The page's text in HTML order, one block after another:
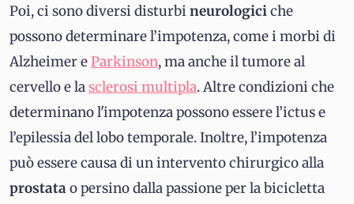
Poi, ci sono diversi disturbi neurologiciche
possono determinare l’impotenza, come i morbi di
Alzheimer eParkinson, ma anche il tumore al
cervello e lasclerosi multipla. Altre condizioni che
determinano l'impotenza possono essere l’ictus e
l’epilessia del lobo temporale. Inoltre, l’impotenza
può essere causa di un intervento chirurgico alla
prostatao persino dalla passione per la bicicletta